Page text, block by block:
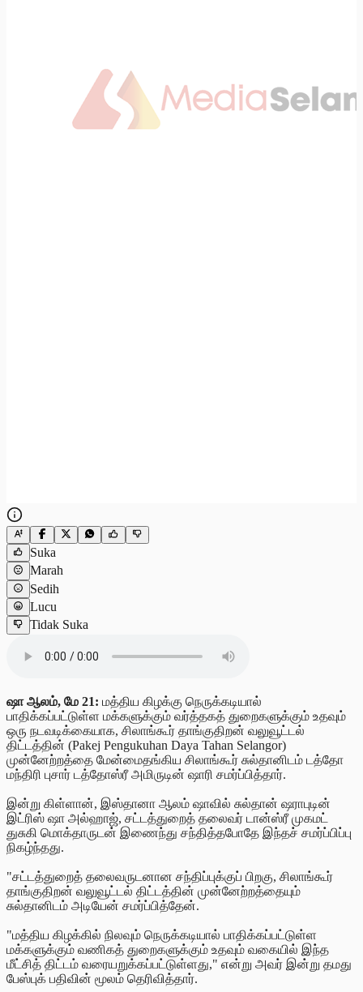
Suka
Marah
Sedih
Lucu
Tidak Suka
ஷா ஆலம், மே 21: மத்திய கிழக்கு நெருக்கடியால்
பாதிக்கப்பட்டுள்ள மக்களுக்கும் வர்த்தகத் துறைகளுக்கும் உதவும்
ஒரு நடவடிக்கையாக, சிலாங்கூர் தாங்குதிறன் வலுவூட்டல்
திட்டத்தின் (Pakej Pengukuhan Daya Tahan Selangor)
முன்னேற்றத்தை மேன்மைதங்கிய சிலாங்கூர் சுல்தானிடம் டத்தோ
மந்திரி புசார் டத்தோஸ்ரீ அமிருடின் ஷாரி சமர்ப்பித்தார்.
இன்று கிள்ளான், இஸ்தானா ஆலம் ஷாவில் சுல்தான் ஷராபுடின்
இட்ரிஸ் ஷா அல்ஹாஜ், சட்டத்துறைத் தலைவர் டான்ஸ்ரீ முகமட்
துசுகி மொக்தாருடன் இணைந்து சந்தித்தபோதே இந்தச் சமர்ப்பிப்பு
நிகழ்ந்தது.
"சட்டத்துறைத் தலைவருடனான சந்திப்புக்குப் பிறகு, சிலாங்கூர்
தாங்குதிறன் வலுவூட்டல் திட்டத்தின் முன்னேற்றத்தையும்
சுல்தானிடம் அடியேன் சமர்ப்பித்தேன்.
"மத்திய கிழக்கில் நிலவும் நெருக்கடியால் பாதிக்கப்பட்டுள்ள
மக்களுக்கும் வணிகத் துறைகளுக்கும் உதவும் வகையில் இந்த
மீட்சித் திட்டம் வரையறுக்கப்பட்டுள்ளது," என்று அவர் இன்று தமது
பேஸ்புக் பதிவின் மூலம் தெரிவித்தார்.